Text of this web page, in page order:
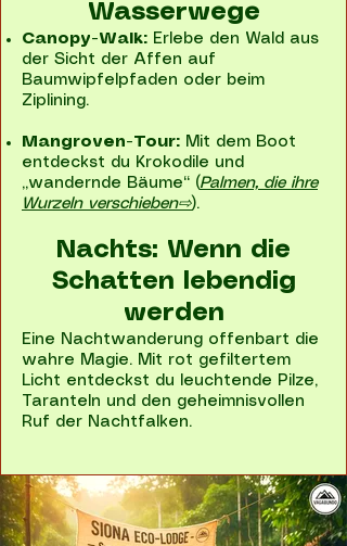
Wasserwege
Canopy-Walk: Erlebe den Wald aus
der Sicht der Affen auf
Baumwipfelpfaden oder beim
Ziplining.
Mangroven-Tour: Mit dem Boot
entdeckst du Krokodile und
„wandernde Bäume“ (Palmen, die ihre
Wurzeln verschieben⇨).
Nachts: Wenn die
Schatten lebendig
werden
Eine Nachtwanderung offenbart die
wahre Magie. Mit rot gefiltertem
Licht entdeckst du leuchtende Pilze,
Taranteln und den geheimnisvollen
Ruf der Nachtfalken.